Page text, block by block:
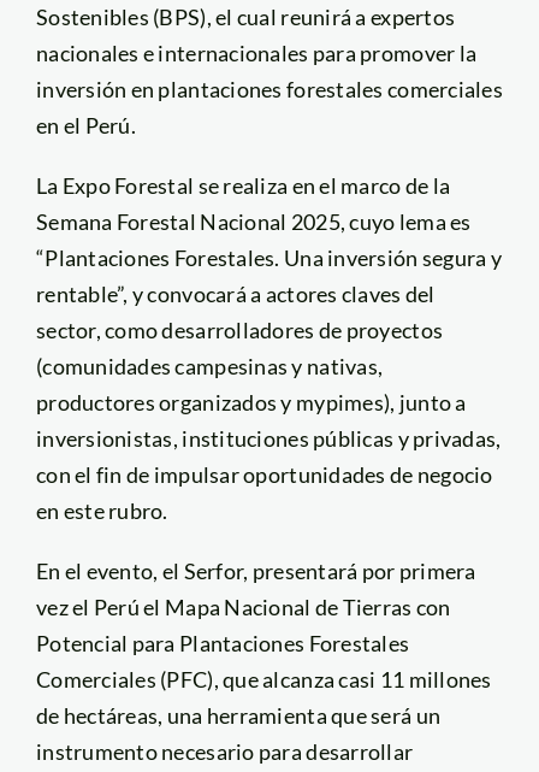
Sostenibles (BPS), el cual reunirá a expertos
nacionales e internacionales para promover la
inversión en plantaciones forestales comerciales
en el Perú.
La Expo Forestal se realiza en el marco de la
Semana Forestal Nacional 2025, cuyo lema es
“Plantaciones Forestales. Una inversión segura y
rentable”, y convocará a actores claves del
sector, como desarrolladores de proyectos
(comunidades campesinas y nativas,
productores organizados y mypimes), junto a
inversionistas, instituciones públicas y privadas,
con el fin de impulsar oportunidades de negocio
en este rubro.
En el evento, el Serfor, presentará por primera
vez el Perú el Mapa Nacional de Tierras con
Potencial para Plantaciones Forestales
Comerciales (PFC), que alcanza casi 11 millones
de hectáreas, una herramienta que será un
instrumento necesario para desarrollar